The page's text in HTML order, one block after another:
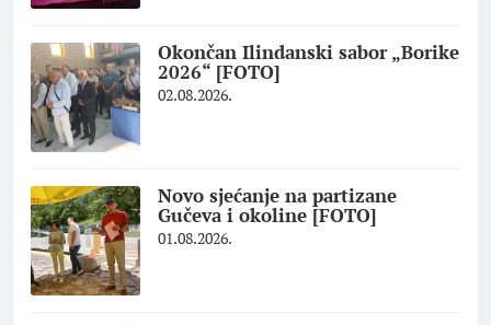
Okončan Ilindanski sabor „Borike
2026“ [FOTO]
02.08.2026.
Novo sjećanje na partizane
Gučeva i okoline [FOTO]
01.08.2026.